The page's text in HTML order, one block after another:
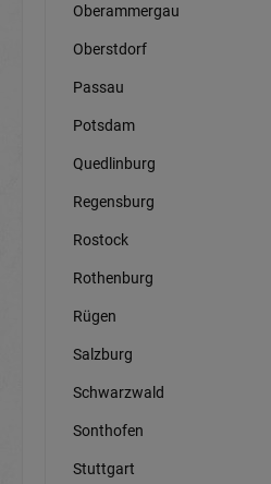
Oberammergau
Oberstdorf
Passau
Potsdam
Quedlinburg
Regensburg
Rostock
Rothenburg
Rügen
Salzburg
Schwarzwald
Sonthofen
Stuttgart